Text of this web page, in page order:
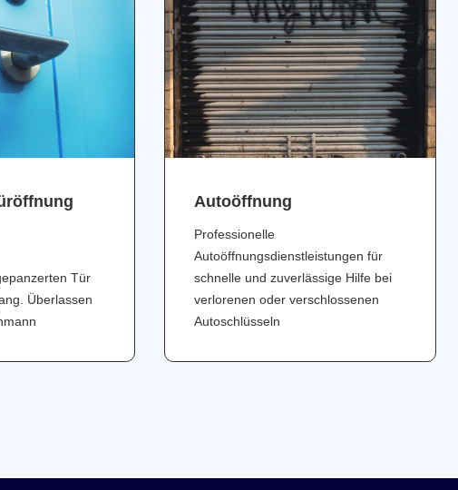
Tür
Überlassen
Аutoöffnung
Professionelle
Autoöffnungsdienstleistungen für
schnelle und zuverlässige Hilfe bei
verlorenen oder verschlossenen
Autoschlüsseln